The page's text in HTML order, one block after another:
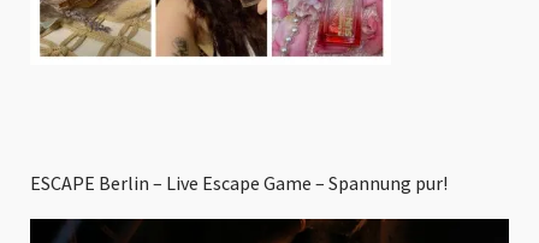
ESCAPE Berlin – Live Escape Game – Spannung pur!